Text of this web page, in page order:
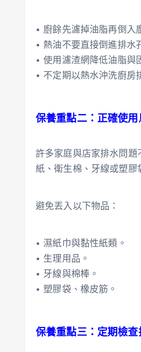
• 廚餘先濾掉油脂再倒入
• 熱油不要直接倒進排水
• 使用濾渣網降低油脂與
• 不定期以熱水沖洗廚房
保養重點二：正確使
許多家庭與店家排水問
紙、衛生棉、牙線或塑膠
避免丟入以下物品：
• 濕紙巾與黏性紙類。
• 生理用品。
• 牙線與棉棒。
• 塑膠袋、橡皮筋。
保養重點三：定期檢